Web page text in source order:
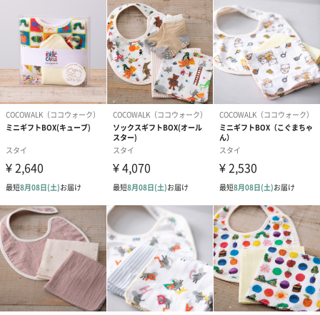
COCOWALK（ココウォーク）
COCOWALKでは、エプロンやバッグ、ポーチ、ベビーアイテム、
ハンカチ、デイリーウェアなどのオリジナル商品を展開していま
す。企画部では「こんな商品あったら良いな」という目線でアイ
デアを出し合い、毎シーズン、季節やトレンドに応じて新しい商
品を展開しています。
るものだからこそ、見た目の可愛さだけでなく、触り心地や着心
地、機能性などのすべてを追求し続けています。一つひとつ丁寧
に作った自慢のオリジナル商品を、ぜひ店頭で手に取ってお確か
めください。
商品詳細情報